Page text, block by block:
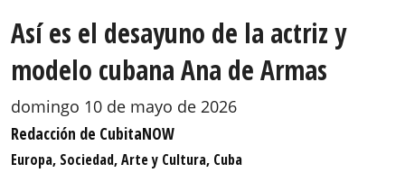
Así es el desayuno de la actriz y
modelo cubana Ana de Armas
domingo 10 de mayo de 2026
Redacción de CubitaNOW
Europa, Sociedad, Arte y Cultura, Cuba